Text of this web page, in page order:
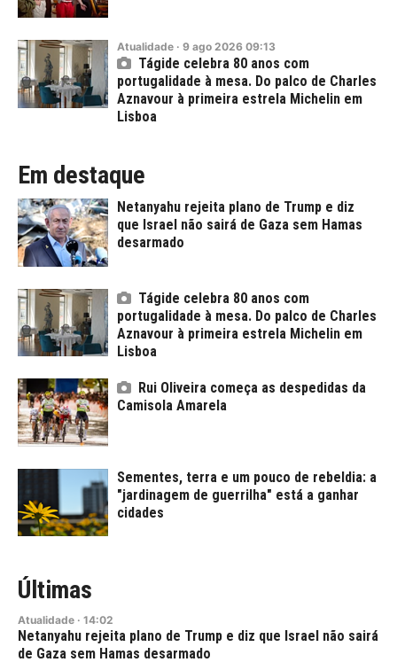
Atualidade · 9 ago 2026 09:13
Tágide celebra 80 anos com
portugalidade à mesa. Do palco de Charles
Aznavour à primeira estrela Michelin em
Lisboa
Em destaque
Netanyahu rejeita plano de Trump e diz
que Israel não sairá de Gaza sem Hamas
desarmado
Tágide celebra 80 anos com
portugalidade à mesa. Do palco de Charles
Aznavour à primeira estrela Michelin em
Lisboa
Rui Oliveira começa as despedidas da
Camisola Amarela
Sementes, terra e um pouco de rebeldia: a
"jardinagem de guerrilha" está a ganhar
cidades
Últimas
Atualidade · 14:02
Netanyahu rejeita plano de Trump e diz que Israel não sairá
de Gaza sem Hamas desarmado